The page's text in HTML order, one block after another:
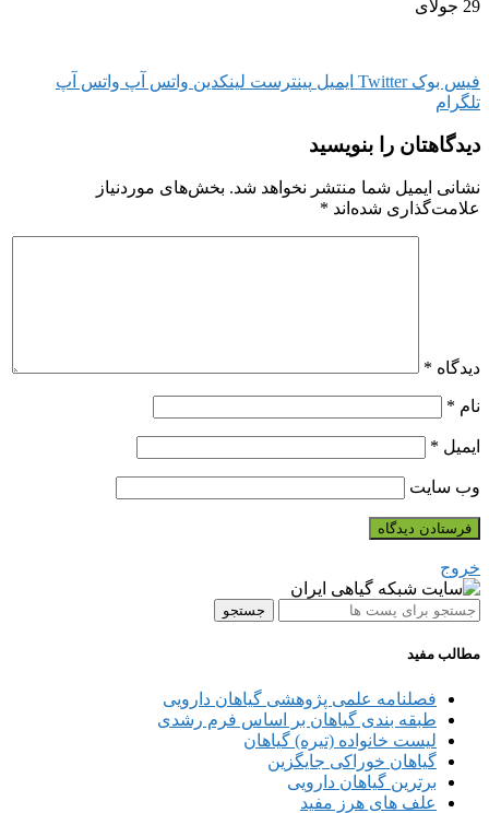
29 جولای
فیس بوک Twitter ایمیل پینترست لینکدین واتس آپ واتس آپ
تلگرام
دیدگاهتان را بنویسید
نشانی ایمیل شما منتشر نخواهد شد. بخش‌های موردنیاز
علامت‌گذاری شده‌اند *
دیدگاه *
نام *
ایمیل *
وب‌ سایت
خروج
جستجو
مطالب مفید
فصلنامه علمی پژوهشی گیاهان دارویی
طبقه بندی گیاهان بر اساس فرم رشدی
لیست خانواده (تیره) گیاهان
گیاهان خوراکی جایگزین
برترین گیاهان دارویی
علف های هرز مفید